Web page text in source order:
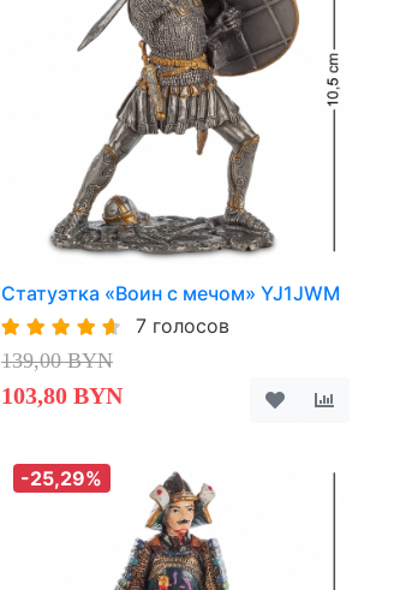
Статуэтка «Воин с мечом» YJ1JWM
7 голосов
139,00 BYN
103,80 BYN
-25,29%